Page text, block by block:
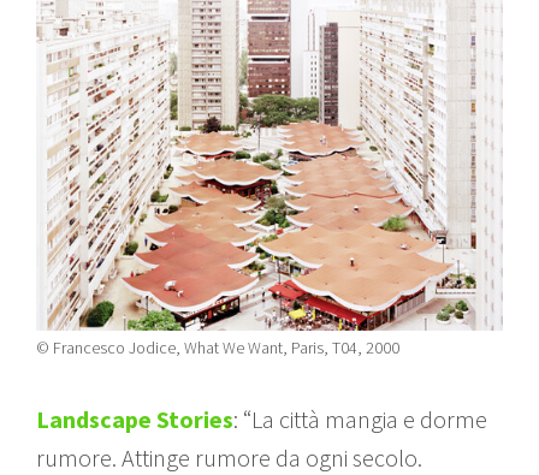
© Francesco Jodice, What We Want, Paris, T04, 2000
Landscape Stories: “La città mangia e dorme
rumore. Attinge rumore da ogni secolo.